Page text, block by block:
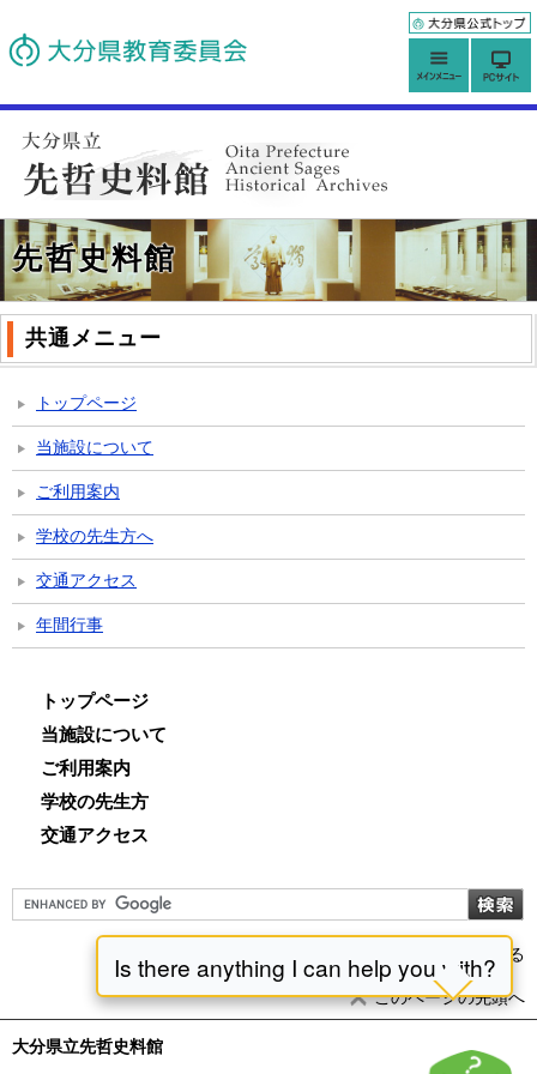
先哲史料館
共通メニュー
トップページ
当施設について
ご利用案内
学校の先生方へ
交通アクセス
年間行事
トップページ
当施設について
ご利用案内
学校の先生方
交通アクセス
前のページに戻る
このページの先頭へ
大分県立先哲史料館